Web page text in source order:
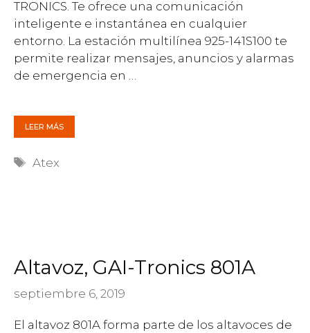
TRONICS. Te ofrece una comunicación
inteligente e instantánea en cualquier
entorno. La estación multilínea 925-141S100 te
permite realizar mensajes, anuncios y alarmas
de emergencia en …
LEER MÁS
Etiquetas
Atex
Altavoz, GAI-Tronics 801A
septiembre 6, 2019
El altavoz 801A forma parte de los altavoces de